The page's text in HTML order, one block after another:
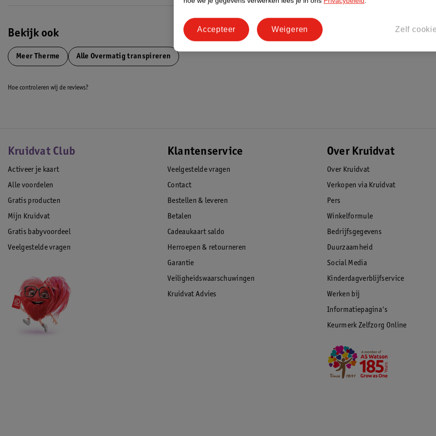
Bekijk ook
MeerTherme Alle Overmatig transpireren
Hoe controleren wij de reviews?
Kruidvat Club
Activeer je kaart
Alle voordelen
Gratis producten
Mijn Kruidvat
Gratis babyvoordeel
Veelgestelde vragen
Klantenservice
Veelgestelde vragen
Contact
Bestellen & leveren
Betalen
Cadeaukaart saldo
Herroepen & retourneren
Garantie
Veiligheidswaarschuwingen
Kruidvat Advies
Over Kruidvat
Over Kruidvat
Verkopen via Kruidvat
Pers
Winkelformule
Bedrijfsgegevens
Duurzaamheid
Social Media
Kinderdagverblijfservice
Werken bij
Informatiepagina's
Keurmerk Zelfzorg Online
Zelf
Weigeren
Accepteer